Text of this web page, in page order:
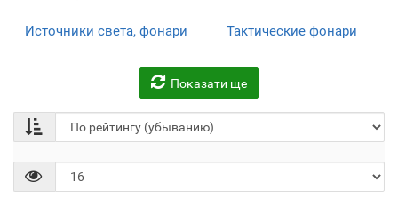
Источники света, фонари Тактические фонари
Аккумуляторы, зарядные
Велосипеды и
Показати ще